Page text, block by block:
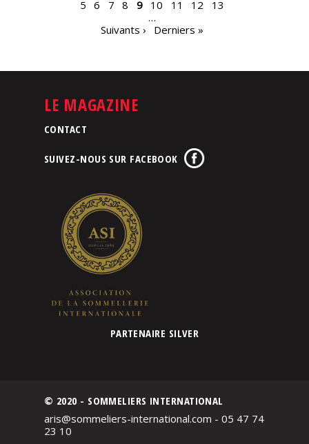
5
6 7 8 9 10 11 12
13
…
Suivants ›
Derniers »
LE MAGAZINE
CONTACT
SUIVEZ-NOUS SUR FACEBOOK
PARTENAIRE SILVER
© 2020 - SOMMELIERS INTERNATIONAL
aris@sommeliers-international.com - 05 47 74
23 10